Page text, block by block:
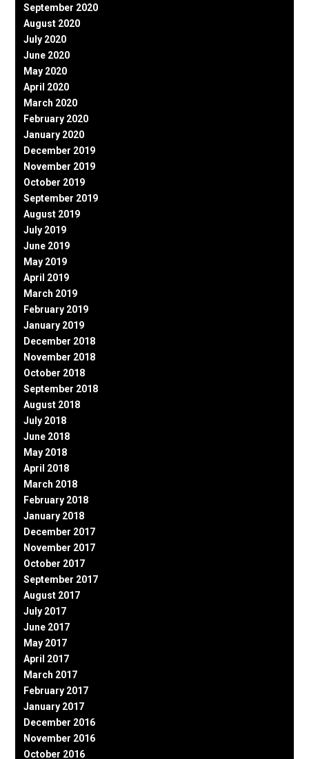
September 2020
August 2020
July 2020
June 2020
May 2020
April 2020
March 2020
February 2020
January 2020
December 2019
November 2019
October 2019
September 2019
August 2019
July 2019
June 2019
May 2019
April 2019
March 2019
February 2019
January 2019
December 2018
November 2018
October 2018
September 2018
August 2018
July 2018
June 2018
May 2018
April 2018
March 2018
February 2018
January 2018
December 2017
November 2017
October 2017
September 2017
August 2017
July 2017
June 2017
May 2017
April 2017
March 2017
February 2017
January 2017
December 2016
November 2016
October 2016